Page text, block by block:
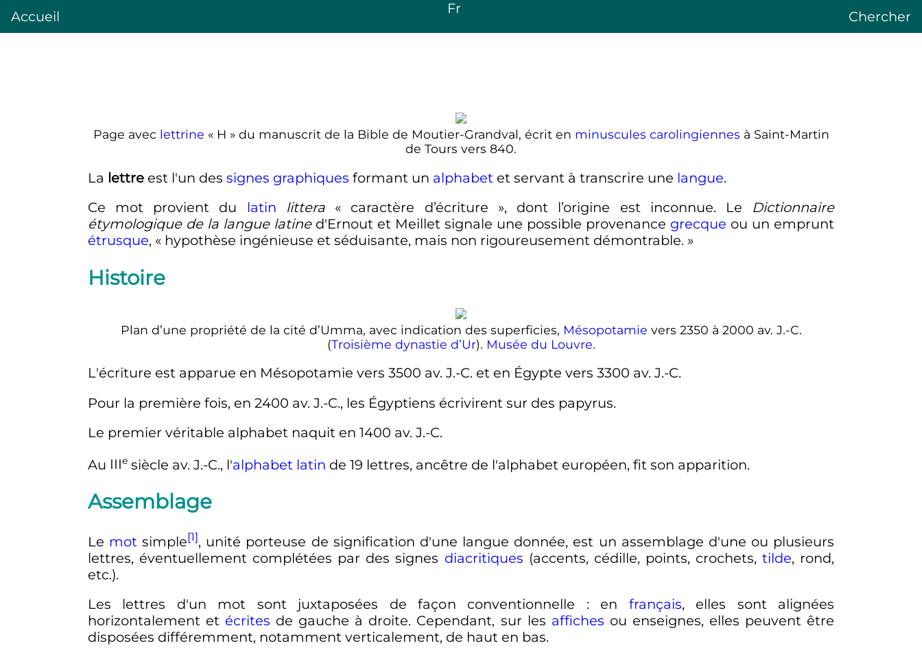
Accueil Fr Chercher
Page avec lettrine « H » du manuscrit de la Bible de Moutier-Grandval, écrit en minuscules carolingiennes à Saint-Martin
de Tours vers 840.
La lettreest l'un des signes graphiques formant un alphabet et servant à transcrire une langue.
Ce mot provient du latin littera« caractère d’écriture », dont l’origine est inconnue. Le Dictionnaire
étymologique de la langue latined'Ernout et Meillet signale une possible provenance grecque ou un emprunt
étrusque, « hypothèse ingénieuse et séduisante, mais non rigoureusement démontrable. »
Histoire
Plan d’une propriété de la cité d’Umma, avec indication des superficies, Mésopotamie vers 2350 à 2000 av. J.-C.
(Troisième dynastie d’Ur). Musée du Louvre.
L'écriture est apparue en Mésopotamie vers 3500 av. J.-C. et en Égypte vers 3300 av. J.-C.
Pour la première fois, en 2400 av. J.-C., les Égyptiens écrivirent sur des papyrus.
Le premier véritable alphabet naquit en 1400 av. J.-C.
Au IIIe siècle av. J.-C., l'alphabet latin de 19 lettres, ancêtre de l'alphabet européen, fit son apparition.
Assemblage
Le mot simple[1], unité porteuse de signification d'une langue donnée, est un assemblage d'une ou plusieurs
lettres, éventuellement complétées par des signes diacritiques (accents, cédille, points, crochets,tilde, rond,
etc.).
Les lettres d'un mot sont juxtaposées de façon conventionnelle
: en français, elles sont alignées
horizontalement et écrites de gauche à droite. Cependant, sur les affiches ou enseignes, elles peuvent être
disposées différemment, notamment verticalement, de haut en bas.